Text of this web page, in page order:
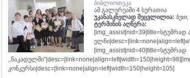
ბიბლიოთეკა
ამ გალერეაში 4 სურათია
უკანასკნელად შეცვლილია: ხუთ,
ტერმინის აღწერა:
[img_assist|nid=39|title=სტუმრად
[img_assist|nid=40|title=სტუმრად
კონკურსი|desc=|link=none|align=left|width=150|height=105]